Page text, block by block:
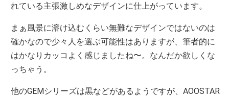
れている主張激しめなデザインに仕上がっています。
まぁ風景に溶け込むくらい無難なデザインではないのは
確かなので少々人を選ぶ可能性はありますが、筆者的に
はかなりカッコよく感じましたね〜。なんだか欲しくな
っちゃう。
他のGEMシリーズは黒などがあるようですが、AOOSTAR